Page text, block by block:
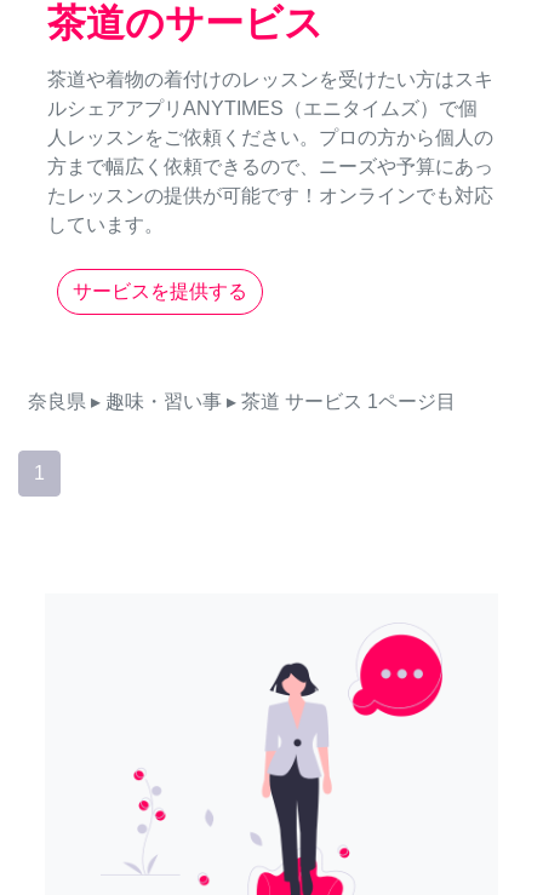
茶道のサービス
茶道や着物の着付けのレッスンを受けたい方はスキ
ルシェアアプリANYTIMES（エニタイムズ）で個
人レッスンをご依頼ください。プロの方から個人の
方まで幅広く依頼できるので、ニーズや予算にあっ
たレッスンの提供が可能です！オンラインでも対応
しています。
サービスを提供する
奈良県 ▸ 趣味・習い事 ▸ 茶道 サービス 1ページ目
1